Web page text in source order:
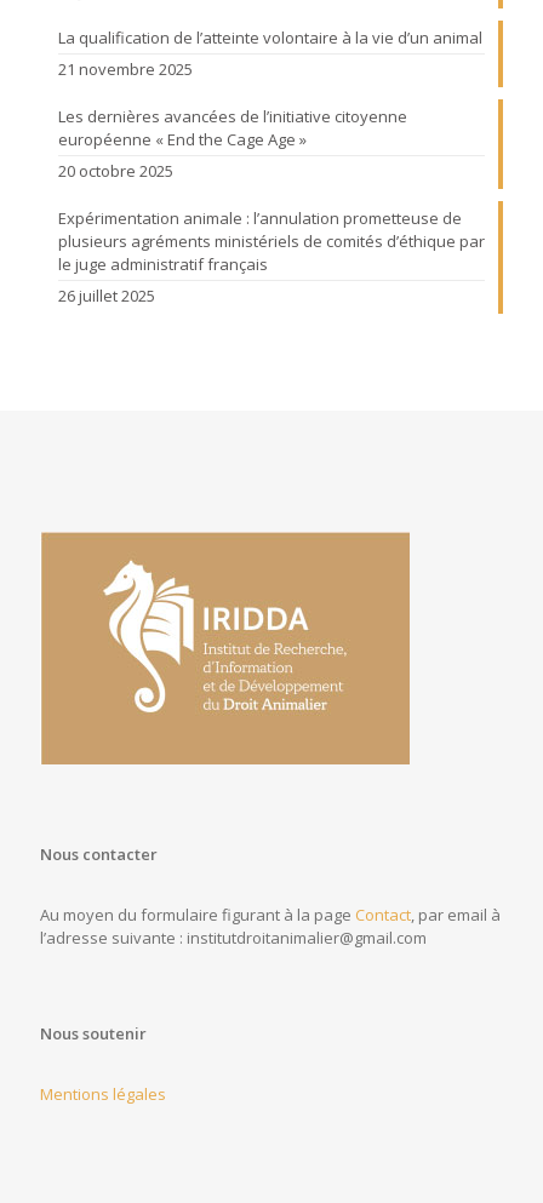
La qualification de l’atteinte volontaire à la vie d’un animal
21 novembre 2025
Les dernières avancées de l’initiative citoyenne
européenne « End the Cage Age »
20 octobre 2025
Expérimentation animale : l’annulation prometteuse de
plusieurs agréments ministériels de comités d’éthique par
le juge administratif français
26 juillet 2025
Nous contacter
Au moyen du formulaire figurant à la page Contact, par email à
l’adresse suivante : institutdroitanimalier@gmail.com
Nous soutenir
Mentions légales